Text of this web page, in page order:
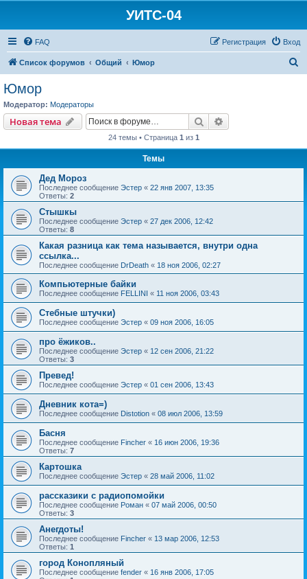
УИТС-04
FAQ Вход
Регистрация
Список форумов Общий Юмор
Юмор
Модератор: Модераторы
Новая тема Поиск
24 темы • Страница 1 из 1
Темы
Дед Мороз
Последнее сообщение Эстер « 22 янв 2007, 13:35
Ответы: 2
Стышкы
Последнее сообщение Эстер « 27 дек 2006, 12:42
Ответы: 8
Какая разница как тема называется, внутри одна
ссылка...
Последнее сообщение DrDeath « 18 ноя 2006, 02:27
Компьютерные байки
Последнее сообщение FELLINI « 11 ноя 2006, 03:43
Стебные штучки)
Последнее сообщение Эстер « 09 ноя 2006, 16:05
про ёжиков..
Последнее сообщение Эстер « 12 сен 2006, 21:22
Ответы: 3
Превед!
Последнее сообщение Эстер « 01 сен 2006, 13:43
Дневник кота=)
Последнее сообщение Distotion « 08 июл 2006, 13:59
Басня
Последнее сообщение Fincher « 16 июн 2006, 19:36
Ответы: 7
Картошка
Последнее сообщение Эстер « 28 май 2006, 11:02
рассказики с радиопомойки
Последнее сообщение Роман « 07 май 2006, 00:50
Ответы: 3
Анегдоты!
Последнее сообщение Fincher « 13 мар 2006, 12:53
Ответы: 1
город Конопляный
Последнее сообщение fender « 16 янв 2006, 17:05